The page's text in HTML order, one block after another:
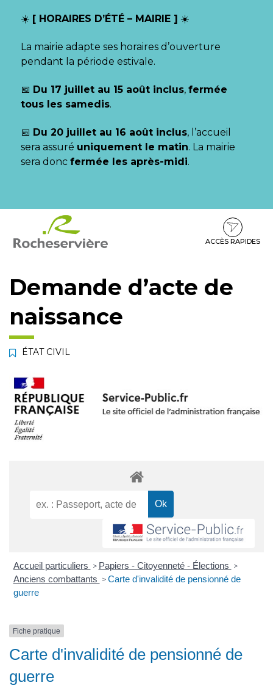
☀️ [ HORAIRES D’ÉTÉ – MAIRIE ] ☀️
La mairie adapte ses horaires d’ouverture
pendant la période estivale.
📅 Du 17 juillet au 15 août inclus, fermée
tous les samedis.
📅 Du 20 juillet au 16 août inclus, l’accueil
sera assuré uniquement le matin. La mairie
sera donc fermée les après-midi.
contenu
pied
ACCÈS RAPIDES
Demande d’acte de
naissance
ÉTAT CIVIL
Accueil particuliers > Papiers - Citoyenneté - Élections >
Anciens combattants > Carte d'invalidité de pensionné de
guerre
Fiche pratique
Carte d'invalidité de pensionné de
guerre